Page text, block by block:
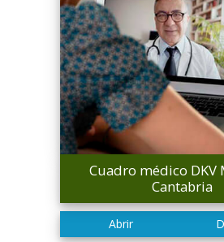
Cuadro médico DKV
Cantabria